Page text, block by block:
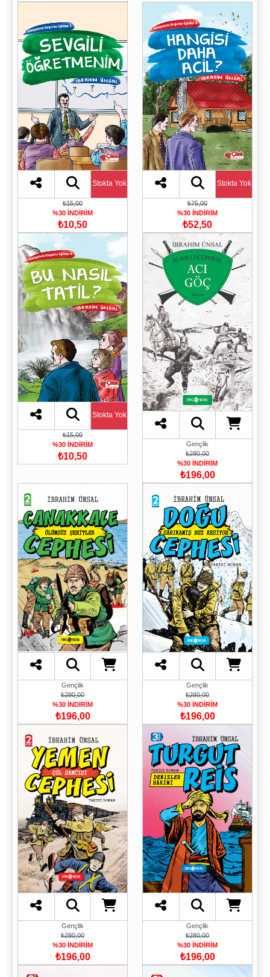
Stokta Yok
₺15,00
%30 İNDİRİM
₺10,50
Stokta Yok
₺75,00
%30 İNDİRİM
₺52,50
Stokta Yok
₺15,00
%30 İNDİRİM
₺10,50
Gençlik
₺280,00
%30 İNDİRİM
₺196,00
Gençlik
₺280,00
%30 İNDİRİM
₺196,00
Gençlik
₺280,00
%30 İNDİRİM
₺196,00
Gençlik
₺280,00
%30 İNDİRİM
₺196,00
Gençlik
₺280,00
%30 İNDİRİM
₺196,00